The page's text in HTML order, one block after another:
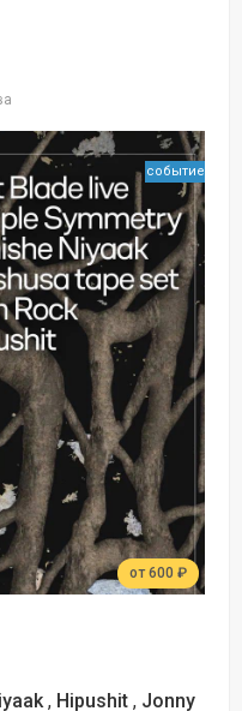
от 600 ₽
событие
, Hipushit , Jonny